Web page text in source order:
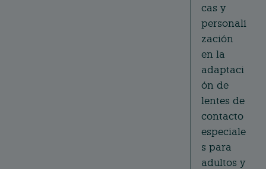
cas y
personali
zación
en la
adaptaci
ón de
lentes de
contacto
especiale
s para
adultos y